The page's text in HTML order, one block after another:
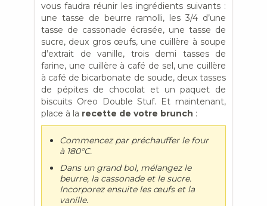
vous faudra réunir les ingrédients suivants :
une tasse de beurre ramolli, les 3/4 d’une
tasse de cassonade écrasée, une tasse de
sucre, deux gros œufs, une cuillère à soupe
d’extrait de vanille, trois demi tasses de
farine, une cuillère à café de sel, une cuillère
à café de bicarbonate de soude, deux tasses
de pépites de chocolat et un paquet de
biscuits Oreo Double Stuf. Et maintenant,
place à la recette de votre brunch :
Commencez par préchauffer le four
à 180°C.
Dans un grand bol, mélangez le
beurre, la cassonade et le sucre.
Incorporez ensuite les œufs et la
vanille.